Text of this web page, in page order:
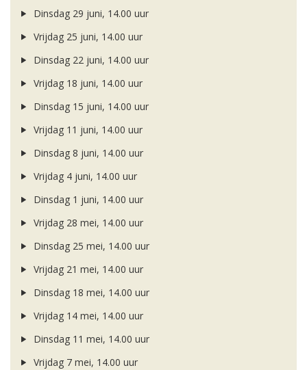
Dinsdag 29 juni, 14.00 uur
Vrijdag 25 juni, 14.00 uur
Dinsdag 22 juni, 14.00 uur
Vrijdag 18 juni, 14.00 uur
Dinsdag 15 juni, 14.00 uur
Vrijdag 11 juni, 14.00 uur
Dinsdag 8 juni, 14.00 uur
Vrijdag 4 juni, 14.00 uur
Dinsdag 1 juni, 14.00 uur
Vrijdag 28 mei, 14.00 uur
Dinsdag 25 mei, 14.00 uur
Vrijdag 21 mei, 14.00 uur
Dinsdag 18 mei, 14.00 uur
Vrijdag 14 mei, 14.00 uur
Dinsdag 11 mei, 14.00 uur
Vrijdag 7 mei, 14.00 uur